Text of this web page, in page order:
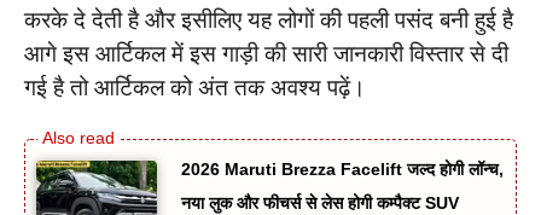
करके दे देती है और इसीलिए यह लोगों की पहली पसंद बनी हुई है
आगे इस आर्टिकल में इस गाड़ी की सारी जानकारी विस्तार से दी
गई है तो आर्टिकल को अंत तक अवश्य पढ़ें।
2026 Maruti Brezza Facelift जल्द होगी लॉन्च,
नया लुक और फीचर्स से लेस होगी कम्पैक्ट SUV